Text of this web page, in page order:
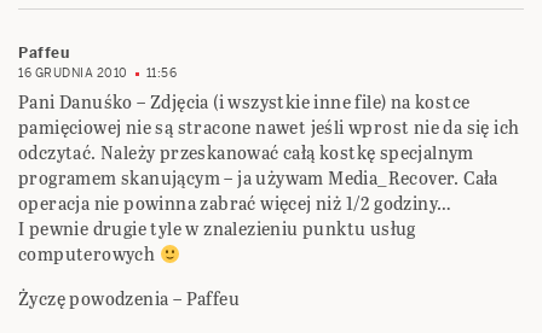
Paffeu
16 GRUDNIA 2010 11:56
Pani Danuśko – Zdjęcia (i wszystkie inne file) na kostce
pamięciowej nie są stracone nawet jeśli wprost nie da się ich
odczytać. Należy przeskanować całą kostkę specjalnym
programem skanującym – ja używam Media_Recover. Cała
operacja nie powinna zabrać więcej niż 1/2 godziny…
I pewnie drugie tyle w znalezieniu punktu usług
computerowych
Życzę powodzenia – Paffeu